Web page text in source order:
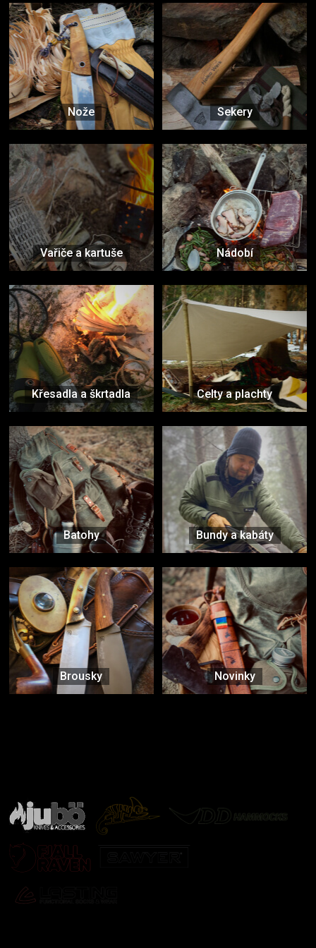
Nože Sekery
Vařiče a kartuše Nádobí
Křesadla a škrtadla Celty a plachty
Batohy Bundy a kabáty
Brousky Novinky